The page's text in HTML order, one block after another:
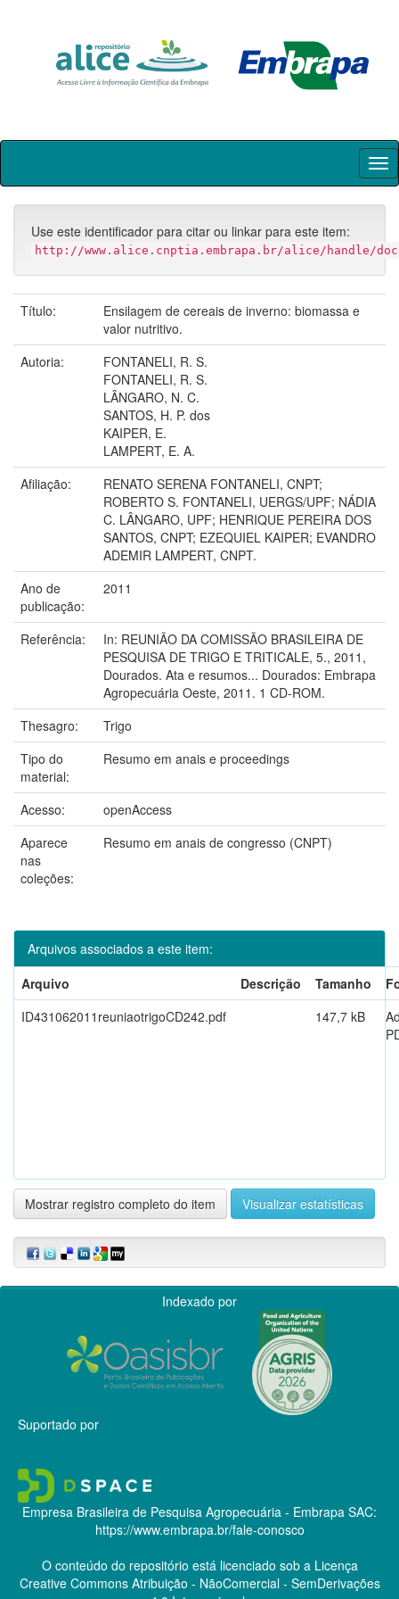
Skip
Use este identificador para citar ou linkar para este item:
http://www.alice.cnptia.embrapa.br/alice/handle/doc/
Título:
Ensilagem de cereais de inverno: biomassa e
valor nutritivo.
Autoria:
FONTANELI, R. S.
FONTANELI, R. S.
LÂNGARO, N. C.
SANTOS, H. P. dos
KAIPER, E.
LAMPERT, E. A.
Afiliação:
RENATO SERENA FONTANELI, CNPT;
ROBERTO S. FONTANELI, UERGS/UPF; NÁDIA
C. LÂNGARO, UPF; HENRIQUE PEREIRA DOS
SANTOS, CNPT; EZEQUIEL KAIPER; EVANDRO
ADEMIR LAMPERT, CNPT.
Ano de
publicação:
2011
Referência:
In: REUNIÃO DA COMISSÃO BRASILEIRA DE
PESQUISA DE TRIGO E TRITICALE, 5., 2011,
Dourados. Ata e resumos... Dourados: Embrapa
Agropecuária Oeste, 2011. 1 CD-ROM.
Thesagro:
Trigo
Tipo do
material:
Resumo em anais e proceedings
Acesso:
openAccess
Aparece
nas
coleções:
Resumo em anais de congresso (CNPT)
Arquivos associados a este item:
Arquivo
Descrição Tamanho
ID431062011reuniaotrigoCD242.pdf
147,7 kB
Mostrar registro completo do item Visualizar estatísticas
Indexado por
Suportado por
Empresa Brasileira de Pesquisa Agropecuária - Embrapa SAC:
https://www.embrapa.br/fale-conosco
O conteúdo do repositório está licenciado sob a Licença
Creative CommonsAtribuição - NãoComercial - SemDerivações